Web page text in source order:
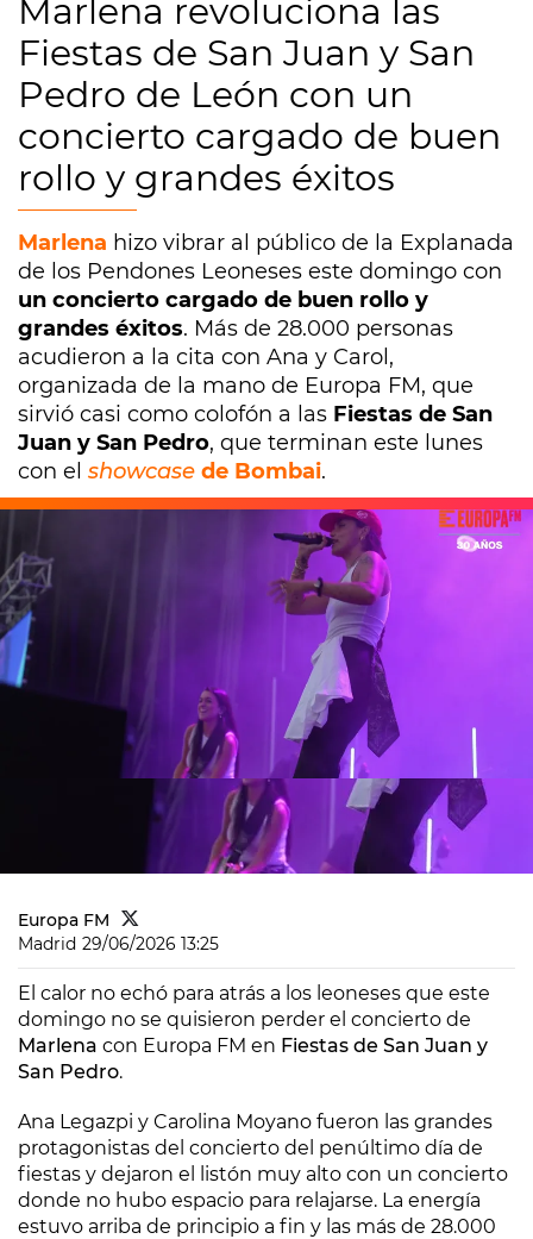
Marlena revoluciona las
Fiestas de San Juan y San
Pedro de León con un
concierto cargado de buen
rollo y grandes éxitos
Marlena hizo vibrar al público de la Explanada
de los Pendones Leoneses este domingo con
un concierto cargado de buen rollo y
grandes éxitos. Más de 28.000 personas
acudieron a la cita con Ana y Carol,
organizada de la mano de Europa FM, que
sirvió casi como colofón a las Fiestas de San
Juan y San Pedro, que terminan este lunes
con el showcase de Bombai.
Europa FM
Madrid 29/06/2026 13:25
El calor no echó para atrás a los leoneses que este
domingo no se quisieron perder el concierto de
Marlena con Europa FM en Fiestas de San Juan y
San Pedro.
Ana Legazpi y Carolina Moyano fueron las grandes
protagonistas del concierto del penúltimo día de
fiestas y dejaron el listón muy alto con un concierto
donde no hubo espacio para relajarse. La energía
estuvo arriba de principio a fin y las más de 28.000